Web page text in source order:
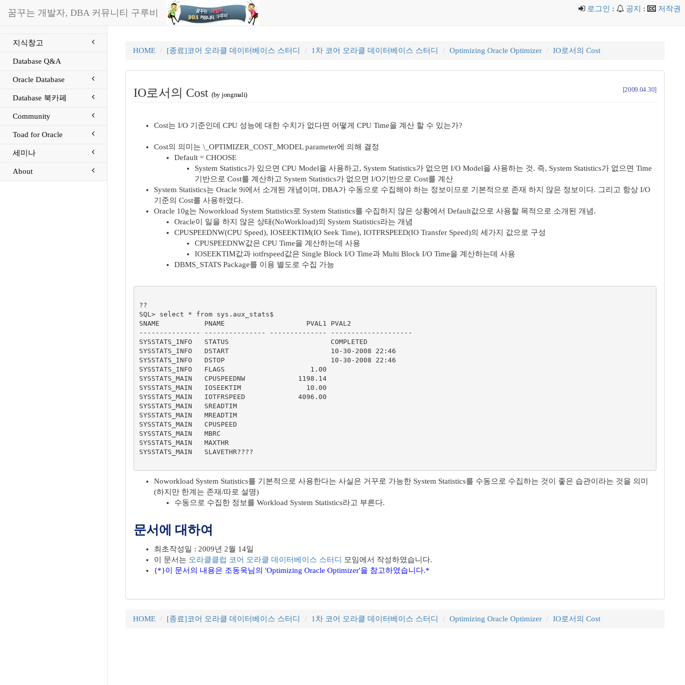
꿈꾸는 개발자, DBA 커뮤니티 구루비 로그인 : 공지 : 저작권
지식창고
Database Q&A
Oracle Database
Database 북카페
Community
Toad for Oracle
세미나
About
HOME [종료]코어 오라클 데이터베이스 스터디 1차 코어 오라클 데이터베이스 스터디 Optimizing Oracle Optimizer IO로서의 Cost
IO로서의 Cost (by jongmali)
[2009.04.30]
Cost는 I/O 기준인데 CPU 성능에 대한 수치가 없다면 어떻게 CPU Time을 계산 할 수 있는가?
Cost의 의미는 \_OPTIMIZER_COST_MODEL parameter에 의해 결정
Default = CHOOSE
System Statistics가 있으면 CPU Model을 사용하고, System Statistics가 없으면 I/O Model을 사용하는 것. 즉, System Statistics가 없으면 Time
기반으로 Cost를 계산하고 System Statistics가 없으면 I/O기반으로 Cost를 계산
System Statistics는 Oracle 9i에서 소개된 개념이며, DBA가 수동으로 수집해야 하는 정보이므로 기본적으로 존재 하지 않은 정보이다. 그리고 항상 I/O
기준의 Cost를 사용하였다.
Oracle 10g는 Noworkload System Statistics로 System Statistics를 수집하지 않은 상황에서 Default값으로 사용할 목적으로 소개된 개념.
Oracle이 일을 하지 않은 상태(NoWorkload)의 System Statistics라는 개념
CPUSPEEDNW(CPU Speed), IOSEEKTIM(IO Seek Time), IOTFRSPEED(IO Transfer Speed)의 세가지 값으로 구성
CPUSPEEDNW값은 CPU Time을 계산하는데 사용
IOSEEKTIM값과 iotfrspeed값은 Single Block I/O Time과 Multi Block I/O Time을 계산하는데 사용
DBMS_STATS Package를 이용 별도로 수집 가능
??
SQL> select * from sys.aux_stats$
SNAME           PNAME                    PVAL1 PVAL2
--------------- --------------- -------------- --------------------
SYSSTATS_INFO   STATUS                         COMPLETED
SYSSTATS_INFO   DSTART                         10-30-2008 22:46
SYSSTATS_INFO   DSTOP                          10-30-2008 22:46
SYSSTATS_INFO   FLAGS                     1.00
SYSSTATS_MAIN   CPUSPEEDNW             1198.14
SYSSTATS_MAIN   IOSEEKTIM                10.00
SYSSTATS_MAIN   IOTFRSPEED             4096.00
SYSSTATS_MAIN   SREADTIM
SYSSTATS_MAIN   MREADTIM
SYSSTATS_MAIN   CPUSPEED
SYSSTATS_MAIN   MBRC
SYSSTATS_MAIN   MAXTHR
SYSSTATS_MAIN   SLAVETHR????
Noworkload System Statistics를 기본적으로 사용한다는 사실은 거꾸로 가능한 System Statistics를 수동으로 수집하는 것이 좋은 습관이라는 것을 의미
(하지만 한계는 존재/따로 설명)
수동으로 수집한 정보를 Workload System Statistics라고 부른다.
문서에 대하여
최초작성일 : 2009년 2월 14일
이 문서는 오라클클럽 코어 오라클 데이터베이스 스터디
모임에서 작성하였습니다.
{*}이 문서의 내용은 조동욱님의 'Optimizing Oracle Optimizer'을 참고하였습니다.*
HOME [종료]코어 오라클 데이터베이스 스터디 1차 코어 오라클 데이터베이스 스터디 Optimizing Oracle Optimizer IO로서의 Cost